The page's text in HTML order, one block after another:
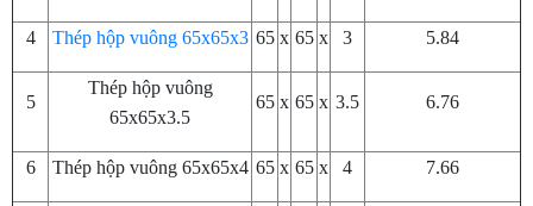
4 Thép hộp vuông 65x65x3 65 x 65 x 3 5.84
5
Thép hộp vuông
65x65x3.5
65 x 65 x 3.5 6.76
6 Thép hộp vuông 65x65x4 65 x 65 x 4 7.66